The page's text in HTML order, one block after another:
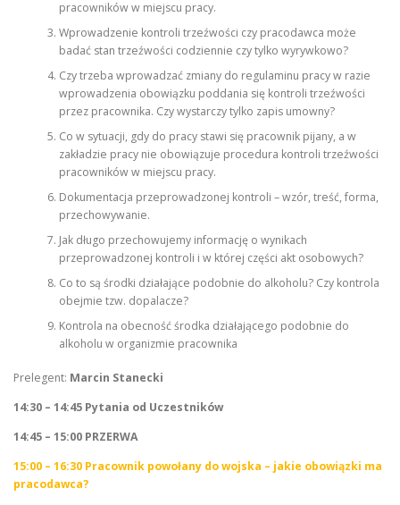
pracowników w miejscu pracy.
Wprowadzenie kontroli trzeźwości czy pracodawca może
badać stan trzeźwości codziennie czy tylko wyrywkowo?
Czy trzeba wprowadzać zmiany do regulaminu pracy w razie
wprowadzenia obowiązku poddania się kontroli trzeźwości
przez pracownika. Czy wystarczy tylko zapis umowny?
Co w sytuacji, gdy do pracy stawi się pracownik pijany, a w
zakładzie pracy nie obowiązuje procedura kontroli trzeźwości
pracowników w miejscu pracy.
Dokumentacja przeprowadzonej kontroli – wzór, treść, forma,
przechowywanie.
Jak długo przechowujemy informację o wynikach
przeprowadzonej kontroli i w której części akt osobowych?
Co to są środki działające podobnie do alkoholu? Czy kontrola
obejmie tzw. dopalacze?
Kontrola na obecność środka działającego podobnie do
alkoholu w organizmie pracownika
Prelegent: Marcin Stanecki
14:30 – 14:45 Pytania od Uczestników
14:45 – 15:00 PRZERWA
15:00 – 16:30 Pracownik powołany do wojska – jakie obowiązki ma
pracodawca?